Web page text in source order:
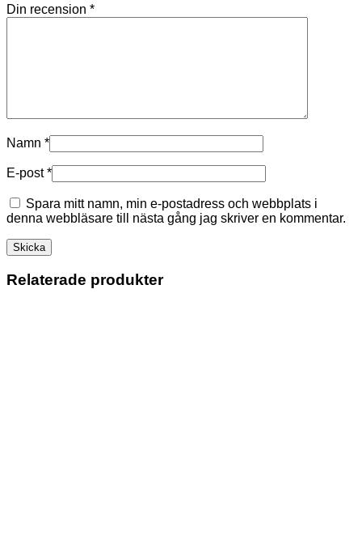
Din recension *
Namn *
E-post*
Spara mitt namn, min e-postadress och webbplats i
denna webbläsare till nästa gång jag skriver en kommentar.
Relaterade produkter